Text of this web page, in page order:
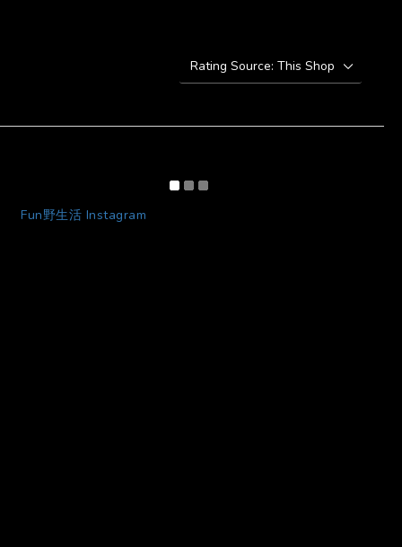
Fun野生活 Instagram